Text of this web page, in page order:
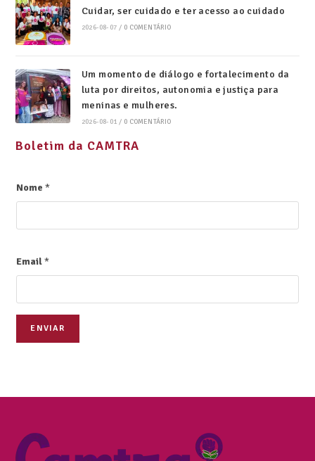
Cuidar, ser cuidado e ter acesso ao cuidado
2026-08-07 / 0 COMENTÁRIO
Um momento de diálogo e fortalecimento da
luta por direitos, autonomia e justiça para
meninas e mulheres.
2026-08-01 / 0 COMENTÁRIO
Boletim da CAMTRA
Nome*
Email*
ENVIAR